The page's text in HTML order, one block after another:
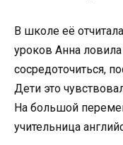
В школе её
уроков Анна
сосредоточиться,
Дети это
На большой
учительница